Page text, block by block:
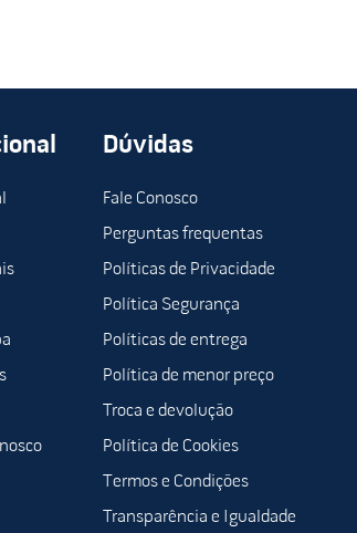
Dúvidas
Fale Conosco
Perguntas frequentas
Políticas de Privacidade
Política Segurança
Políticas de entrega
Política de menor preço
Troca e devolução
Política de Cookies
Termos e Condições
Transparência e Igualdade